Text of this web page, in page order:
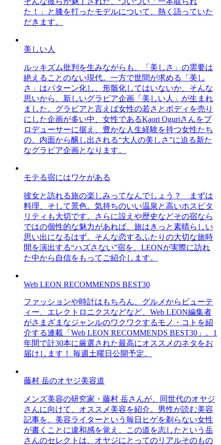
た！」と膝を打ったモデルについて、熱く語っていた
だきます。
美しい人
ルッキズム批判を生みながらも、「美しさ」の需要は
絶えることのない現代。一方で世間が求める「美し
さ」はパターン化し、形骸化してはいないか、そんな
思いから、新しいグラビア企画「美しい人」が生まれ
ました。グラビアと言えば女性の若さとボディを売り
にした企画が多い中、女性であるKaori Oguriさんをプ
ロデューサーに据え、豊かな人生経験を持つ女性たち
の、内面から醸し出される“大人の美しさ”に迫る新た
なグラビア企画となります。
モテる宿にはワケがある
彼女と訪れる旅の楽しみってなんでしょう？ まずは
料理、そして景色。気持ちのいい温泉と高いホスピタ
リティも大切です。さらに設えや歴史などその宿なら
ではの個性的な魅力があれば、旅はきっと素晴らしい
思い出になるはず。そんな恋するふたりの大切な旅時
間を演出する“ハズさない”宿を、LEONが実際に訪れ
た中から自信をもってご紹介します。
Web LEON RECOMMENDS BEST30
ファッションや時計はもちろん、グルメからビューテ
ィー、エレクトロニクスなどなど、Web LEON編集者
がさまざまなジャンルのワクワクするモノ・コトを紹
介する連載「Web LEON RECOMMENDS BEST30」。1
年間で計30本に厳選された最高にオススメのネタをお
届けします！ 毎週土曜日公開予定。
藤村 岳のオヤジ美容道
メンズ美容の研究家・藤村 岳さんが、同世代のオヤジ
さんに向けて、オススメ美容を紹介。男性が読む美容
記事を、美容ライターという毎日ヒゲを剃らない女性
が書くことに違和感を覚え、この道を志したという岳
さんのセレクトは、オヤジにとってのリアルそのもの